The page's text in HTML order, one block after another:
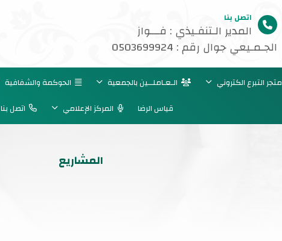
اتصل بنا
المدير الـتنفـيذي : فـــواز
الجـمـيعي جوال رقم : 0503699924
متجر التبرع الكتروني الـعـاملــين بالجمعية الحوكمة والشفافية
قياس الرضا
المركز الإعلامي اتصل بنا
المشاريع